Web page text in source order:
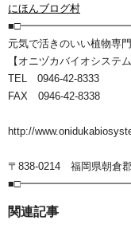
にほんブログ村
元気で活きのいい植物専
【オニヅカバイオシステ
TEL 0946-42-8333
FAX 0946-42-8338
http://
〒838-0214 福岡県朝倉
関連記事